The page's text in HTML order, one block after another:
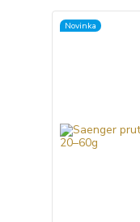
Novinka